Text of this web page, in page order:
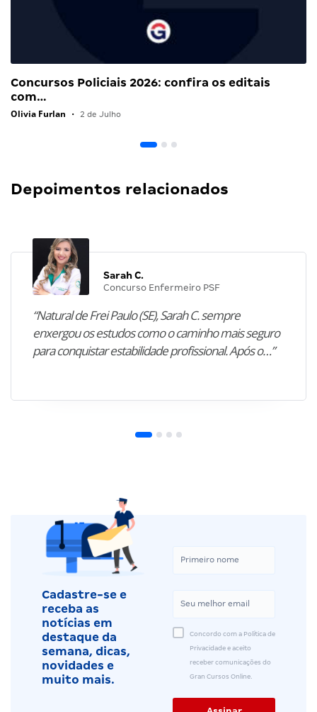
Concursos Policiais 2026: confira os editais
com…
Olivia Furlan • 2 de Julho
Depoimentos relacionados
Sarah C.
Concurso Enfermeiro PSF
“Natural de Frei Paulo (SE), Sarah C. sempre
enxergou os estudos como o caminho mais seguro
para conquistar estabilidade profissional. Após o…”
Cadastre-se e
receba as
notícias em
destaque da
semana, dicas,
novidades e
muito mais.
Concordo com a Política de
Privacidade e aceito
receber comunicações do
Gran Cursos Online.